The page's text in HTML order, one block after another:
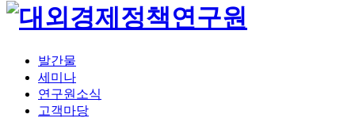
발간물
세미나
연구원소식
고객마당